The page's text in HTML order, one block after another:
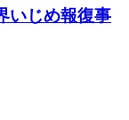
いじめ報復事